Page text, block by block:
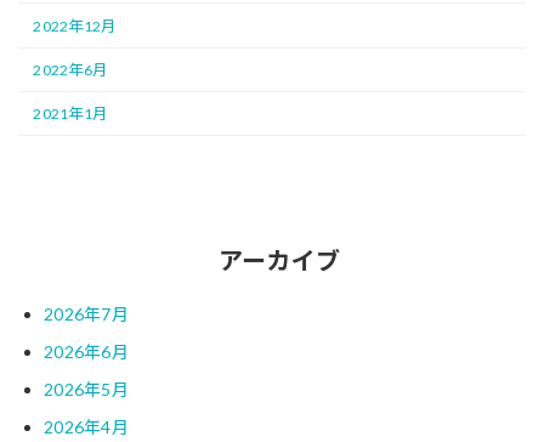
2022年12月
2022年6月
2021年1月
アーカイブ
2026年7月
2026年6月
2026年5月
2026年4月